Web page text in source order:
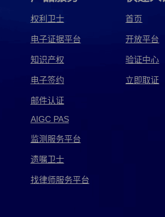
嘉琦电子取证 监察电子取证
江阴电子取证 讲解电子取证
灵猴电子取证
美国电子取证
权利卫士
电子证据平台
知识产权
电子签约
邮件认证
AIGC PAS
监测服务平台
遗嘱卫士
找律师服务平台
首页
开放平台
验证中心
立即取证